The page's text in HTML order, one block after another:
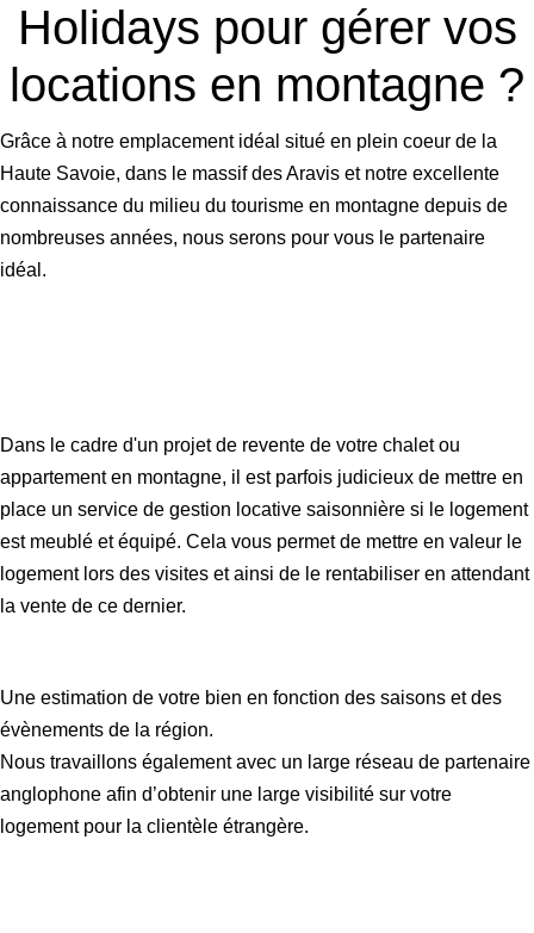
Holidays pour gérer vos
locations en montagne ?
Grâce à notre emplacement idéal situé en plein coeur de la
Haute Savoie, dans le massif des Aravis et notre excellente
connaissance du milieu du tourisme en montagne depuis de
nombreuses années, nous serons pour vous le partenaire
idéal.
Dans le cadre d'un projet de revente de votre chalet ou
appartement en montagne, il est parfois judicieux de mettre en
place un service de gestion locative saisonnière si le logement
est meublé et équipé. Cela vous permet de mettre en valeur le
logement lors des visites et ainsi de le rentabiliser en attendant
la vente de ce dernier.
Une estimation de votre bien en fonction des saisons et des
évènements de la région.
Nous travaillons également avec un large réseau de partenaire
anglophone afin d’obtenir une large visibilité sur votre
logement pour la clientèle étrangère.